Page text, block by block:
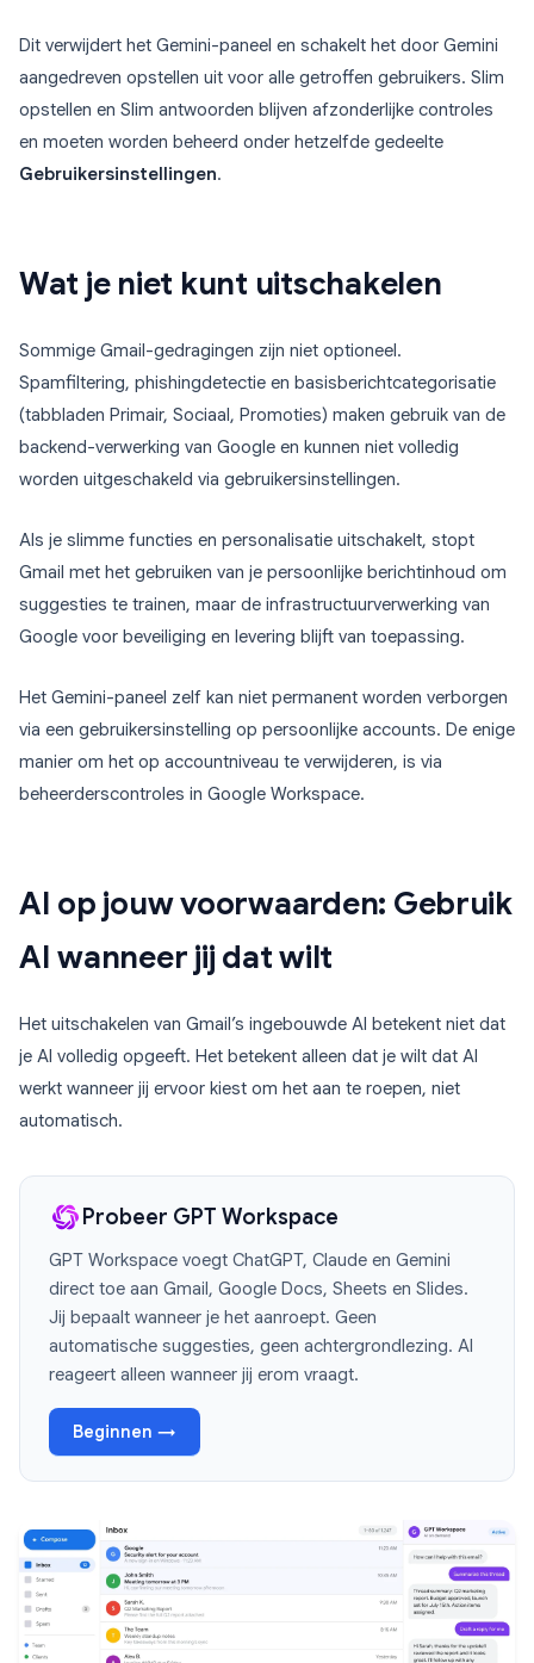
Dit verwijdert het Gemini-paneel en schakelt het door Gemini
aangedreven opstellen uit voor alle getroffen gebruikers. Slim
opstellen en Slim antwoorden blijven afzonderlijke controles
en moeten worden beheerd onder hetzelfde gedeelte
Gebruikersinstellingen.
Wat je niet kunt uitschakelen
Sommige Gmail-gedragingen zijn niet optioneel.
Spamfiltering, phishingdetectie en basisberichtcategorisatie
(tabbladen Primair, Sociaal, Promoties) maken gebruik van de
backend-verwerking van Google en kunnen niet volledig
worden uitgeschakeld via gebruikersinstellingen.
Als je slimme functies en personalisatie uitschakelt, stopt
Gmail met het gebruiken van je persoonlijke berichtinhoud om
suggesties te trainen, maar de infrastructuurverwerking van
Google voor beveiliging en levering blijft van toepassing.
Het Gemini-paneel zelf kan niet permanent worden verborgen
via een gebruikersinstelling op persoonlijke accounts. De enige
manier om het op accountniveau te verwijderen, is via
beheerderscontroles in Google Workspace.
AI op jouw voorwaarden: Gebruik
AI wanneer jij dat wilt
Het uitschakelen van Gmail’s ingebouwde AI betekent niet dat
je AI volledig opgeeft. Het betekent alleen dat je wilt dat AI
werkt wanneer jij ervoor kiest om het aan te roepen, niet
automatisch.
Probeer GPT Workspace
GPT Workspace voegt ChatGPT, Claude en Gemini
direct toe aan Gmail, Google Docs, Sheets en Slides.
Jij bepaalt wanneer je het aanroept. Geen
automatische suggesties, geen achtergrondlezing. AI
reageert alleen wanneer jij erom vraagt.
Beginnen →